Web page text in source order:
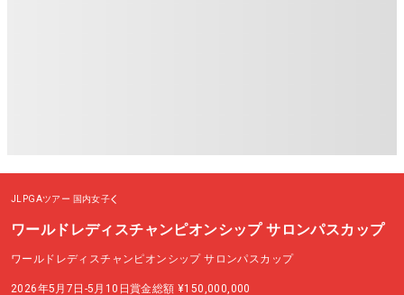
JLPGAツアー 国内女子
ワールドレディスチャンピオンシップ サロンパスカップ
ワールドレディスチャンピオンシップ サロンパスカップ
2026年5月7日-5月10日賞金総額 ¥150,000,000